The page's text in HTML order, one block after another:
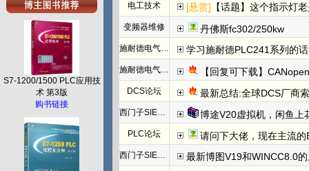
S7-1200/1500 PLC应用技
术 第3版
购书链接
电工技术 [悬赏] 【话题】这个指示灯
变频器维修 丹佛斯fc302/250kw
施耐德电气PLC 学习施耐德PLC241系列的
施耐德电气PLC 【回复可下载】
DCS论坛 最新总结:全球DCS厂商
西门子SIEMENS 博途V20虚拟机，闲鱼上
PLC论坛 请问下大佬，现在主流的
西门子SIEMENS 最新博图V19和WINCC8.0